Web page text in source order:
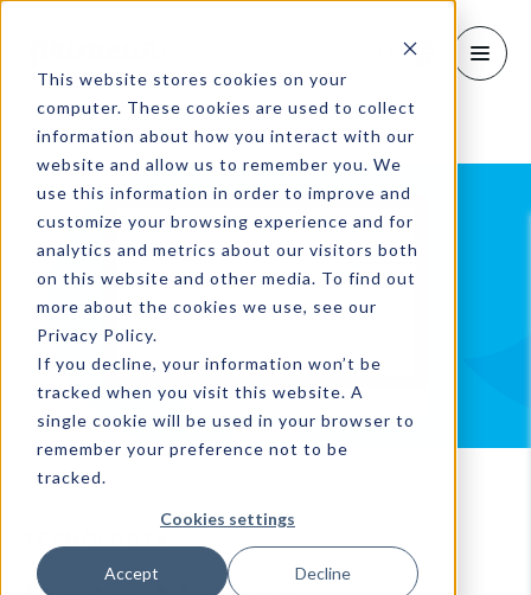
This website stores cookies on your
computer. These cookies are used to collect
information about how you interact with our
website and allow us to remember you. We
use this information in order to improve and
customize your browsing experience and for
analytics and metrics about our visitors both
on this website and other media. To find out
more about the cookies we use, see our
Privacy Policy.
If you decline, your information won’t be
tracked when you visit this website. A
single cookie will be used in your browser to
remember your preference not to be
tracked.
Cookies settings
Accept Decline